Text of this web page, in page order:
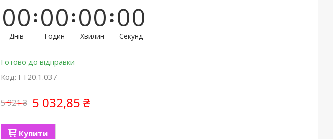
00
Днів
00
Годин
00
Хвилин
00
Секунд
Готово до відправки
Код: FT20.1.037
5 921 ₴ 5 032,85 ₴
Купити